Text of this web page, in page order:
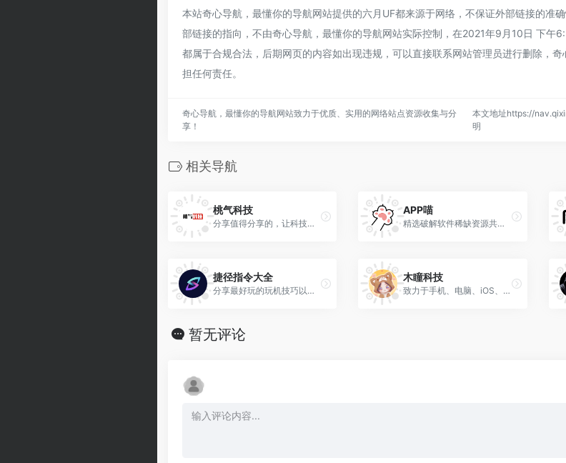
本站奇心导航，最懂你的导航网站提供的六月UF都来源于网络，不保证外部链接的准
部链接的指向，不由奇心导航，最懂你的导航网站实际控制，在2021年9月10日 下午
都属于合规合法，后期网页的内容如出现违规，可以直接联系网站管理员进行删除，
担任何责任。
奇心导航，最懂你的导航网站致力于优质、实用的网络站点资源收集与分
享！
本文地址https://
明
相关导航
桃气科技
分享值得分享的，让科技更好的服务生活。
APP喵
精选破解软件稀缺资源共享账号电视盒子捷径规则
捷径指令大全
分享最好玩的玩机技巧以及当下科技圈互联网资讯，让你的iPhone更好用！
木瞳科技
致力于手机、电脑、iOS、越狱，只做精品高端文章。
暂无评论